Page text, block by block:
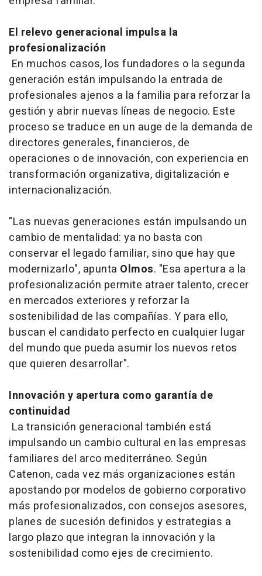
El relevo generacional impulsa la
profesionalización
En muchos casos, los fundadores o la segunda
generación están impulsando la entrada de
profesionales ajenos a la familia para reforzar la
gestión y abrir nuevas líneas de negocio. Este
proceso se traduce en un auge de la demanda de
directores generales, financieros, de
operaciones o de innovación, con experiencia en
transformación organizativa, digitalización e
internacionalización.
"Las nuevas generaciones están impulsando un
cambio de mentalidad: ya no basta con
conservar el legado familiar, sino que hay que
modernizarlo", apunta Olmos. "Esa apertura a la
profesionalización permite atraer talento, crecer
en mercados exteriores y reforzar la
sostenibilidad de las compañías. Y para ello,
buscan el candidato perfecto en cualquier lugar
del mundo que pueda asumir los nuevos retos
que quieren desarrollar".
Innovación y apertura como garantía de
continuidad
La transición generacional también está
impulsando un cambio cultural en las empresas
familiares del arco mediterráneo. Según
Catenon, cada vez más organizaciones están
apostando por modelos de gobierno corporativo
más profesionalizados, con consejos asesores,
planes de sucesión definidos y estrategias a
largo plazo que integran la innovación y la
sostenibilidad como ejes de crecimiento.